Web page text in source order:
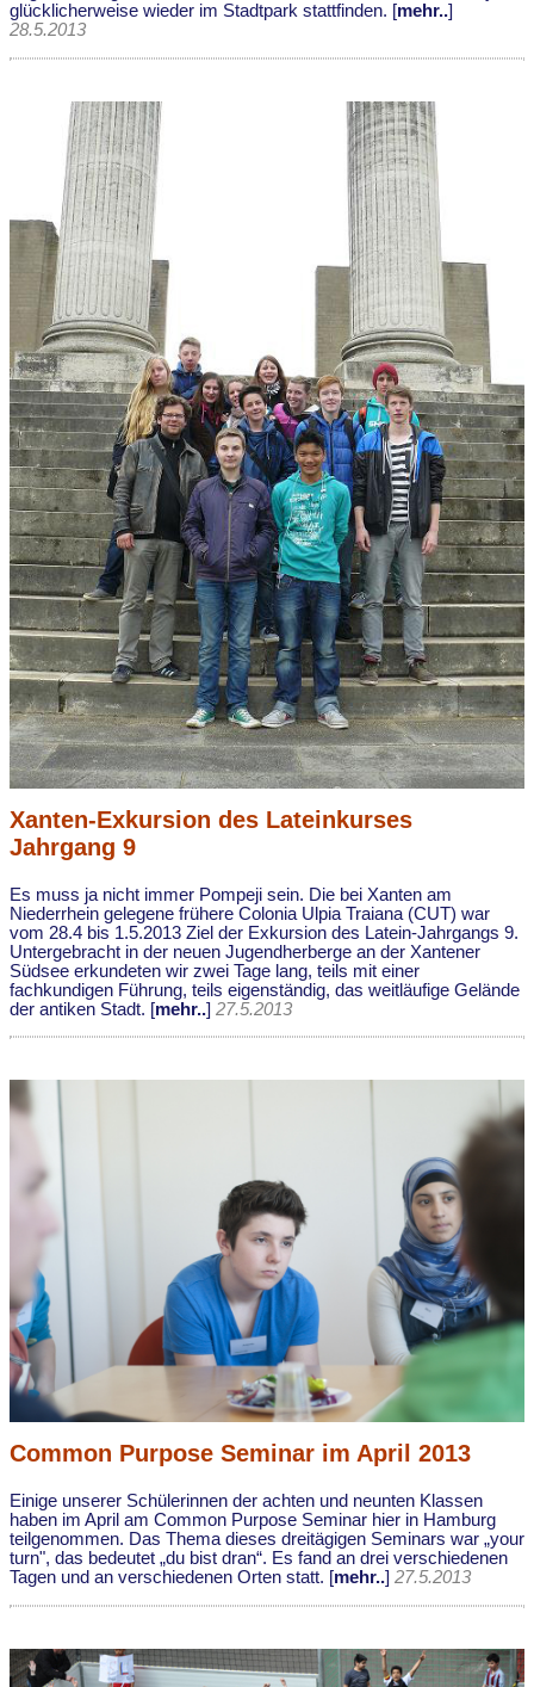
glücklicherweise wieder im Stadtpark stattfinden. [mehr..]
28.5.2013
Xanten-Exkursion des Lateinkurses
Jahrgang 9
Es muss ja nicht immer Pompeji sein. Die bei Xanten am
Niederrhein gelegene frühere Colonia Ulpia Traiana (CUT) war
vom 28.4 bis 1.5.2013 Ziel der Exkursion des Latein-Jahrgangs 9.
Untergebracht in der neuen Jugendherberge an der Xantener
Südsee erkundeten wir zwei Tage lang, teils mit einer
fachkundigen Führung, teils eigenständig, das weitläufige Gelände
der antiken Stadt. [mehr..] 27.5.2013
Common Purpose Seminar im April 2013
Einige unserer Schülerinnen der achten und neunten Klassen
haben im April am Common Purpose Seminar hier in Hamburg
teilgenommen. Das Thema dieses dreitägigen Seminars war „your
turn", das bedeutet „du bist dran“. Es fand an drei verschiedenen
Tagen und an verschiedenen Orten statt. [mehr..] 27.5.2013